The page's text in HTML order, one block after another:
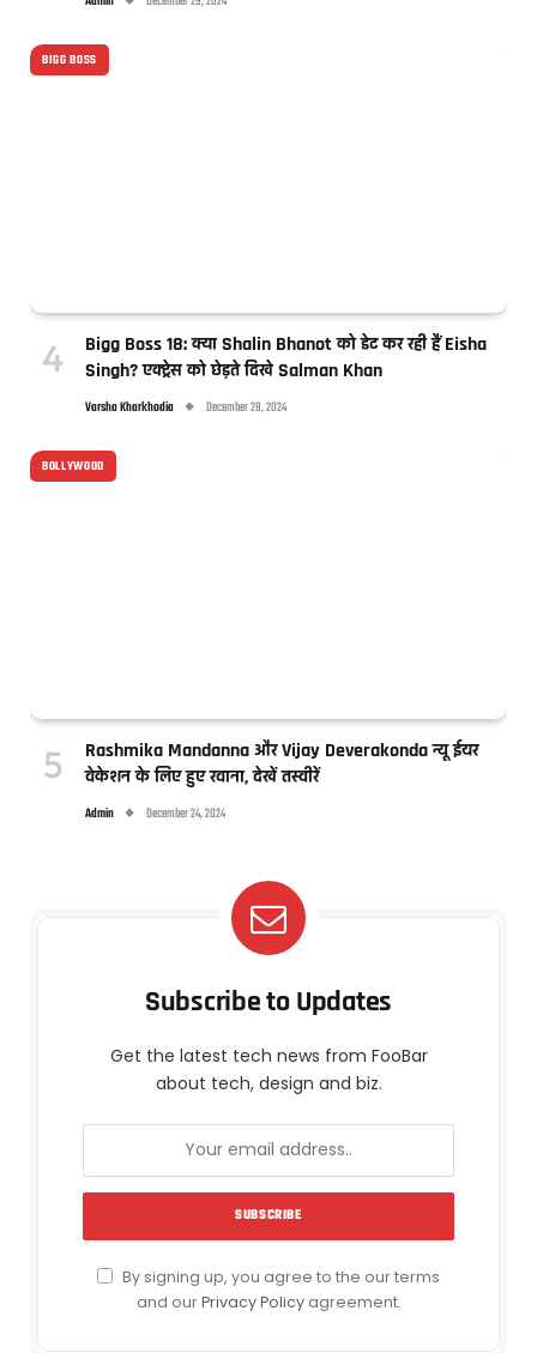
BIGG BOSS
Bigg Boss 18: क्या Shalin Bhanot को डेट कर रही हैं Eisha
Singh? एक्ट्रेस को छेड़ते दिखे Salman Khan
Varsha Kharkhodia December 28, 2024
BOLLYWOOD
Rashmika Mandanna और Vijay Deverakonda न्यू ईयर
वेकेशन के लिए हुए रवाना, देखें तस्वीरें
Admin December 24, 2024
Subscribe to Updates
Get the latest tech news from FooBar
about tech, design and biz.
By signing up, you agree to the our terms
and ourPrivacy Policyagreement.